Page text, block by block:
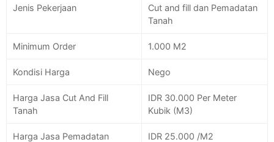
Jenis Pekerjaan
Cut and fill dan Pemadatan
Tanah
Minimum Order 1.000 M2
Kondisi Harga Nego
Harga Jasa Cut And Fill
Tanah
IDR 30.000 Per Meter
Kubik (M3)
Harga Jasa Pemadatan
IDR 25.000 /M2